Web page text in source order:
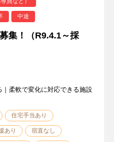
中途
集！（R9.4.1～採
柔軟で変化に対応できる施設
住宅手当あり
あり 宿直なし